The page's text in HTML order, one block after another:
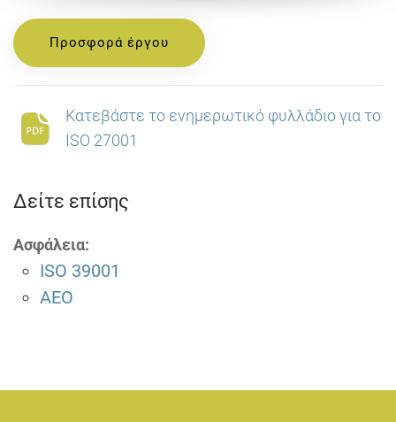
Προσφορά έργου
Κατεβάστε το ενημερωτικό φυλλάδιο για το
ISO 27001
Δείτε επίσης
Ασφάλεια:
ISO 39001
AEO